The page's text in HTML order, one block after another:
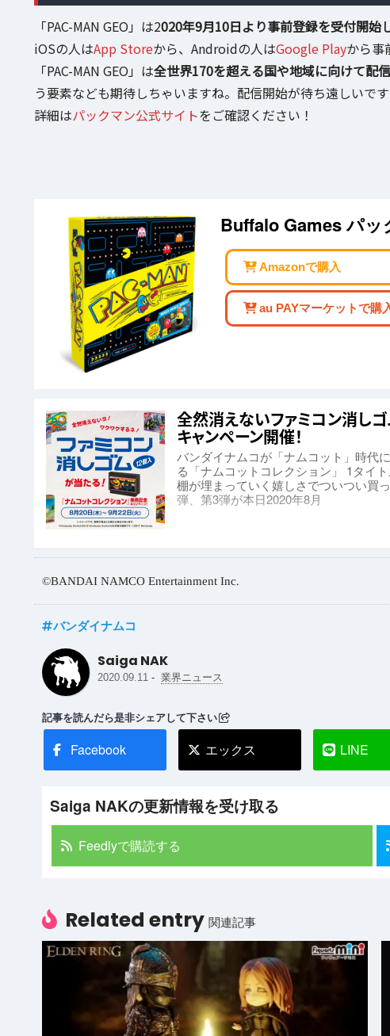
「PAC-MAN GEO」は2020年9月10日より事前登録を受付開始
iOSの人はApp Storeから、Androidの人はGoogle Playから事
「PAC-MAN GEO」は全世界170を超える国や地域に向けて配
う要素なども期待しちゃいますね。配信開始が待ち遠しいです
詳細はパックマン公式サイトをご確認ください！
Buffalo Games パ
Amazonで購入
au PAYマーケットで購
全然消えないファミコン消しゴ
キャンペーン開催！
バンダイナムコが「ナムコット」時代
る「ナムコットコレクション」 1タイ
棚が埋まっていく嬉しさでついつい買
弾、第3弾が本日2020年8月
©BANDAI NAMCO Entertainment Inc.
バンダイナムコ
Saiga NAK
2020.09.11- 業界ニュース
記事を読んだら是非シェアして下さい
Facebook エックス LINE
Saiga NAKの更新情報を受け取る
Feedlyで購読する
Related entry 関連記事